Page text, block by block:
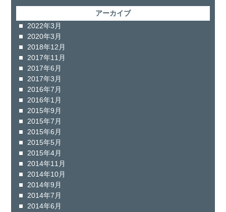
アーカイブ
2022年3月
2020年3月
2018年12月
2017年11月
2017年6月
2017年3月
2016年7月
2016年1月
2015年9月
2015年7月
2015年6月
2015年5月
2015年4月
2014年11月
2014年10月
2014年9月
2014年7月
2014年6月